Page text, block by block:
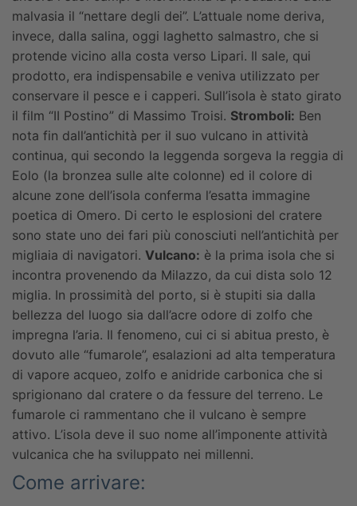
malvasia il “nettare degli dei”. L’attuale nome deriva,
invece, dalla salina, oggi laghetto salmastro, che si
protende vicino alla costa verso Lipari. Il sale, qui
prodotto, era indispensabile e veniva utilizzato per
conservare il pesce e i capperi. Sull’isola è stato girato
il film “II Postino” di Massimo Troisi. Stromboli: Ben
nota fin dall’antichità per il suo vulcano in attività
continua, qui secondo la leggenda sorgeva la reggia di
Eolo (la bronzea sulle alte colonne) ed il colore di
alcune zone dell’isola conferma l’esatta immagine
poetica di Omero. Di certo le esplosioni del cratere
sono state uno dei fari più conosciuti nell’antichità per
migliaia di navigatori. Vulcano: è la prima isola che si
incontra provenendo da Milazzo, da cui dista solo 12
miglia. In prossimità del porto, si è stupiti sia dalla
bellezza del luogo sia dall’acre odore di zolfo che
impregna l’aria. Il fenomeno, cui ci si abitua presto, è
dovuto alle “fumarole”, esalazioni ad alta temperatura
di vapore acqueo, zolfo e anidride carbonica che si
sprigionano dal cratere o da fessure del terreno. Le
fumarole ci rammentano che il vulcano è sempre
attivo. L’isola deve il suo nome all’imponente attività
vulcanica che ha sviluppato nei millenni.
Come arrivare: